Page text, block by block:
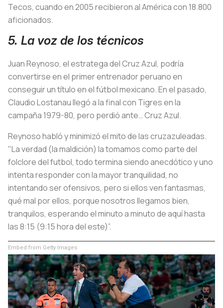
Tecos, cuando en 2005 recibieron al América con 18.800
aficionados.
5. La voz de los técnicos
Juan Reynoso, el estratega del Cruz Azul, podría
convertirse en el primer entrenador peruano en
conseguir un título en el fútbol mexicano. En el pasado,
Claudio Lostanau llegó a la final con Tigres en la
campaña 1979-80, pero perdió ante… Cruz Azul.
Reynoso habló y minimizó el mito de las cruzazuleadas.
"La verdad (la maldición) la tomamos como parte del
folclore del futbol, todo termina siendo anecdótico y uno
intenta responder con la mayor tranquilidad, no
intentando ser ofensivos, pero si ellos ven fantasmas,
qué mal por ellos, porque nosotros llegamos bien,
tranquilos, esperando el minuto a minuto de aquí hasta
las 8:15 (9:15 hora del este)”.
Embed from Getty Images